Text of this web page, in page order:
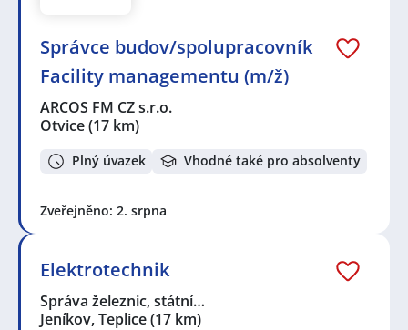
Správce budov/spolupracovník
Facility managementu (m/ž)
ARCOS FM CZ s.r.o.
Otvice(17 km)
Plný úvazek Vhodné také pro absolventy
Zveřejněno: 2. srpna
Elektrotechnik
Správa železnic, státní…
Jeníkov, Teplice(17 km)